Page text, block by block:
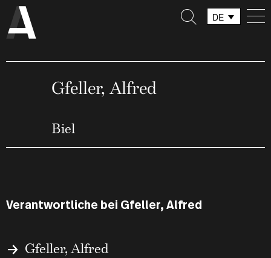
DE
Gfeller, Alfred
Biel
Verantwortliche bei Gfeller, Alfred
Gfeller, Alfred